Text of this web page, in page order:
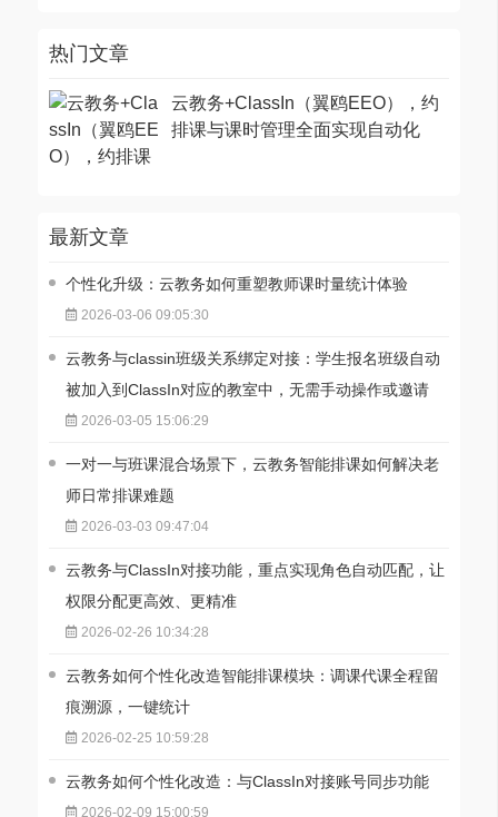
热门文章
云教务+ClassIn（翼鸥EEO），约
排课与课时管理全面实现自动化
最新文章
个性化升级：云教务如何重塑教师课时量统计体验
2026-03-06 09:05:30
云教务与classin班级关系绑定对接：学生报名班级自动
被加入到ClassIn对应的教室中，无需手动操作或邀请
2026-03-05 15:06:29
一对一与班课混合场景下，云教务智能排课如何解决老
师日常排课难题
2026-03-03 09:47:04
云教务与ClassIn对接功能，重点实现角色自动匹配，让
权限分配更高效、更精准
2026-02-26 10:34:28
云教务如何个性化改造智能排课模块：调课代课全程留
痕溯源，一键统计
2026-02-25 10:59:28
云教务如何个性化改造：与ClassIn对接账号同步功能
2026-02-09 15:00:59